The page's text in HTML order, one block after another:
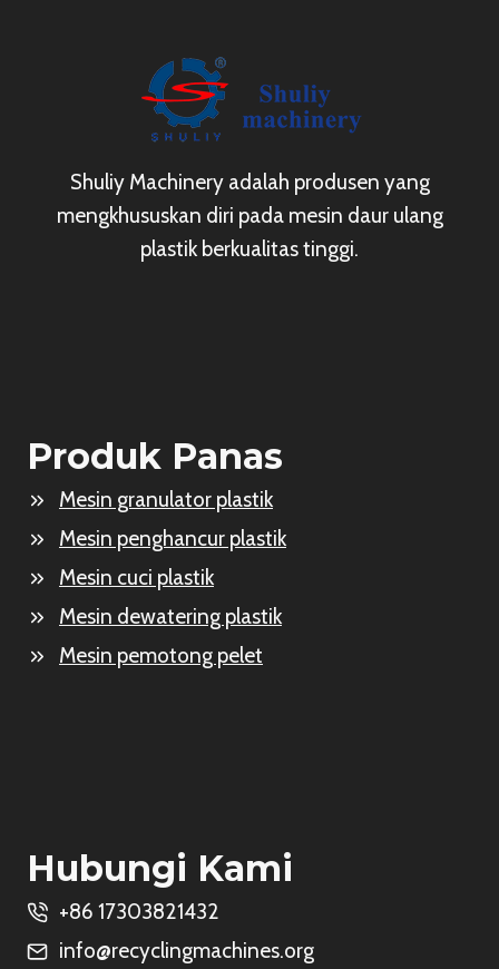
Shuliy Machinery adalah produsen yang
mengkhususkan diri pada mesin daur ulang
plastik berkualitas tinggi.
Produk Panas
Mesin granulator plastik
Mesin penghancur plastik
Mesin cuci plastik
Mesin dewatering plastik
Mesin pemotong pelet
Hubungi Kami
+86 17303821432
info@recyclingmachines.org